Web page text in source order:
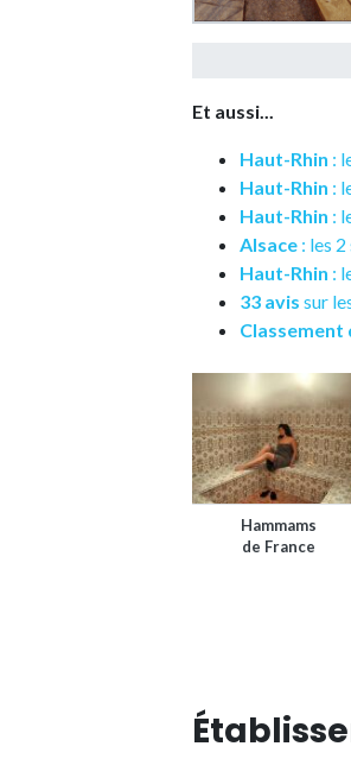
Et aussi...
Haut-Rhin :
Haut-Rhin :
Haut-Rhin :
Alsace : les
Haut-Rhin :
33 avis sur
Classement
Hammams
de France